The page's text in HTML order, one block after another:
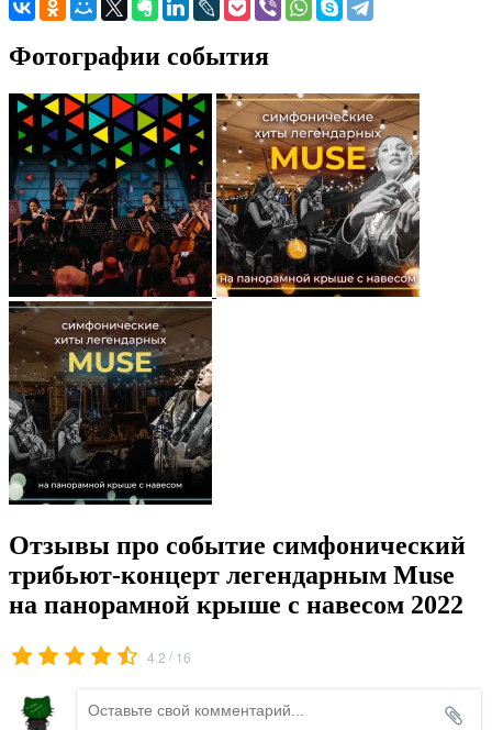
Фотографии события
Отзывы про событие симфонический
трибьют-концерт легендарным Muse
на панорамной крыше с навесом 2022
4.2 / 16